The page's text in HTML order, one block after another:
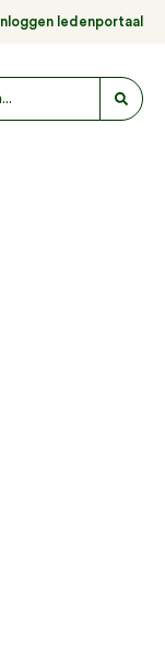
Inloggen ledenportaal